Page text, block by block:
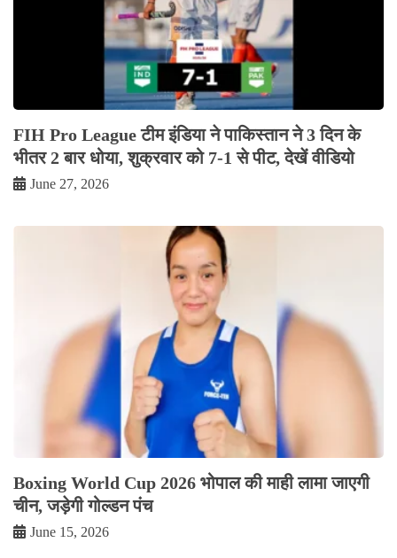
FIH Pro League टीम इंडिया ने पाकिस्तान ने 3 दिन के
भीतर 2 बार धोया, शुक्रवार को 7-1 से पीट, देखें वीडियो
June 27, 2026
Boxing World Cup 2026 भोपाल की माही लामा जाएगी
चीन, जड़ेगी गोल्डन पंच
June 15, 2026